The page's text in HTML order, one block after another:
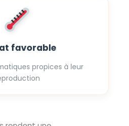
favorable
propices à leur